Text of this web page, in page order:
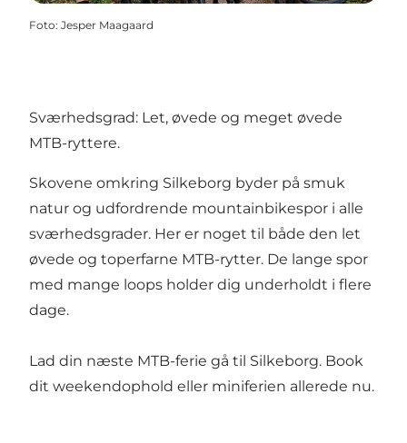
Foto: Jesper Maagaard
Sværhedsgrad: Let, øvede og meget øvede
MTB-ryttere.
Skovene omkring Silkeborg byder på smuk
natur og udfordrende mountainbikespor i alle
sværhedsgrader. Her er noget til både den let
øvede og toperfarne MTB-rytter. De lange spor
med mange loops holder dig underholdt i flere
dage.
Lad din næste MTB-ferie gå til Silkeborg. Book
dit weekendophold eller miniferien allerede nu.